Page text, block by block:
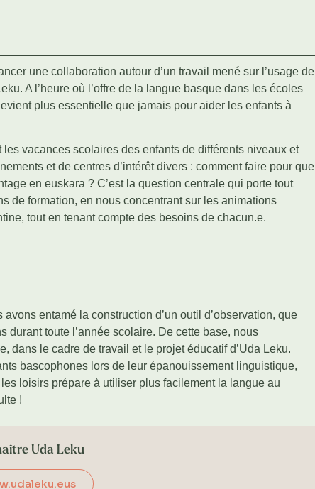
une collaboration autour d’un travail mené sur l’usage de
A l’heure où l’offre de la langue basque dans les écoles
plus essentielle que jamais pour aider les enfants à
vacances scolaires des enfants de différents niveaux et
et de centres d’intérêt divers : comment faire pour que
en euskara ? C’est la question centrale qui porte tout
de formation, en nous concentrant sur les animations
tout en tenant compte des besoins de chacun.e.
entamé la construction d’un outil d’observation, que
durant toute l’année scolaire. De cette base, nous
dans le cadre de travail et le projet éducatif d’Uda Leku.
bascophones lors de leur épanouissement linguistique,
loisirs prépare à utiliser plus facilement la langue au
!
Uda Leku